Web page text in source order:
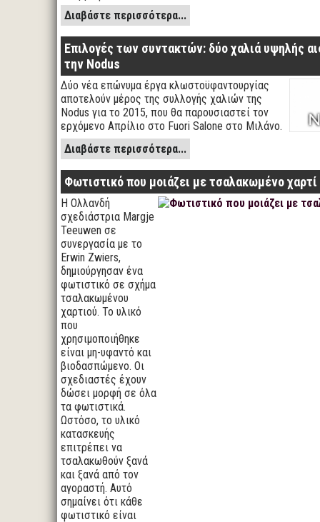
Διαβάστε περισσότερα...
Επιλογές των συντακτών: δύο χαλιά υψηλής
την Nodus
Δύο νέα επώνυμα έργα κλωστοϋφαντουργίας
αποτελούν μέρος της συλλογής χαλιών της
Nodus για το 2015, που θα παρουσιαστεί τον
ερχόμενο Απρίλιο στο Fuori Salone στο Μιλάνο.
Διαβάστε περισσότερα...
Φωτιστικό που μοιάζει με τσαλακωμένο χαρτί
Η Ολλανδή
σχεδιάστρια Margje
Teeuwen σε
συνεργασία με το
Erwin Zwiers,
δημιούργησαν ένα
φωτιστικό σε σχήμα
τσαλακωμένου
χαρτιού. Το υλικό
που
χρησιμοποιήθηκε
είναι μη-υφαντό και
βιοδασπώμενο. Οι
σχεδιαστές έχουν
δώσει μορφή σε όλα
τα φωτιστικά.
Ωστόσο, το υλικό
κατασκευής
επιτρέπει να
τσαλακωθούν ξανά
και ξανά από τον
αγοραστή. Αυτό
σημαίνει ότι κάθε
φωτιστικό είναι